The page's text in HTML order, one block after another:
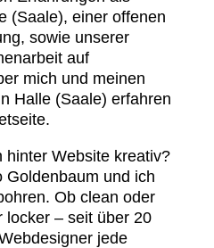
(Saale), einer offenen
sowie unserer
auf
mich und meinen
Halle (Saale) erfahren
hinter Website kreativ?
Goldenbaum und ich
Ob clean oder
locker – seit über 20
jede